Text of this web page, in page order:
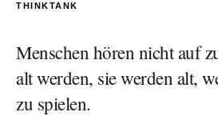
THINKTANK
Menschen hören nicht auf
alt werden, sie werden alt,
zu spielen.